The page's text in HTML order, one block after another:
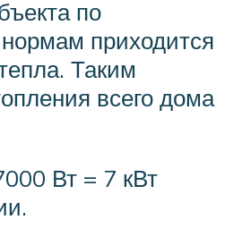
по
приходится
Таким
всего дома
Вт = 7 кВт